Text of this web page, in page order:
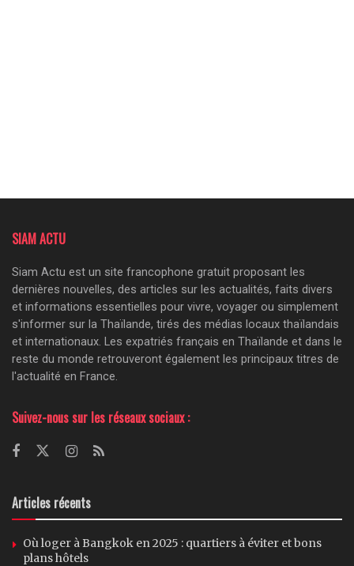
SIAM ACTU
Siam Actu est un site francophone gratuit proposant les
dernières nouvelles, des articles sur les actualités, faits divers
et informations essentielles pour vivre, voyager ou simplement
s'informer sur la Thaïlande, tirés des médias locaux thaïlandais
et internationaux. Les expatriés français en Thaïlande et dans le
reste du monde retrouveront également les principaux titres de
l'actualité en France.
Suivez-nous sur les réseaux sociaux :
Articles récents
Où loger à Bangkok en 2025 : quartiers à éviter et bons
plans hôtels